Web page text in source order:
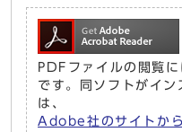
PDFファイルの閲覧
です。同ソフトがイ
は、
Adobe社のサイトか